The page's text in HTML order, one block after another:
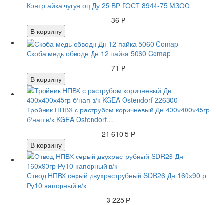
Контргайка чугун оц Ду 25 ВР ГОСТ 8944-75 МЗОО
36 Р
В корзину
Скоба медь обводн Дн 12 пайка 5060 Comap
71 Р
В корзину
Тройник НПВХ с раструбом коричневый Дн 400х400х45гр
б/нап в/к KGEA Ostendorf…
21 610.5 Р
В корзину
Отвод НПВХ серый двухраструбный SDR26 Дн 160х90гр
Ру10 напорный в/к
3 225 Р